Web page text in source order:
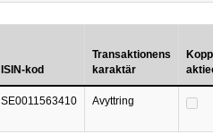
ISIN-kod
Transaktionens
karaktär
SE0011563410 Avyttring